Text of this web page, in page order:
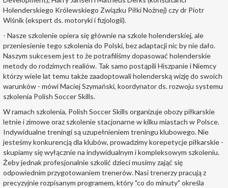
Holenderskiego Królewskiego Związku Piłki Nożnej) czy dr Piotr
Wiśnik (ekspert ds. motoryki i fizjologii).
- Nasze szkolenie opiera się głównie na szkole holenderskiej, ale
przeniesienie tego szkolenia do Polski, bez adaptacji nic by nie dało.
Naszym sukcesem jest to że potrafiliśmy dopasować holenderskie
metody do rodzimych realiów. Tak samo postąpili Hiszpanie i Niemcy
którzy wiele lat temu także zaadoptowali holenderską wizję do swoich
warunków - mówi Maciej Szymański, koordynator ds. rozwoju systemu
szkolenia Polish Soccer Skills.
W ramach szkolenia, Polish Soccer Skills organizuje obozy piłkarskie
letnie i zimowe oraz szkolenie stacjonarne w kilku miastach w Polsce.
Indywidualne treningi są uzupełnieniem treningu klubowego. Nie
jesteśmy konkurencją dla klubów, prowadzimy korepetycje piłkarskie -
skupiamy się wyłącznie na indywidualnym i kompleksowym szkoleniu.
Żeby jednak profesjonalnie szkolić dzieci musimy zająć się
odpowiednim przygotowaniem trenerów. Nasi trenerzy pracują z
precyzyjnie rozpisanym programem, który "co do minuty" określa